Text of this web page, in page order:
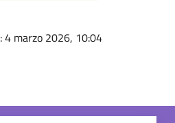
: 4 marzo 2026, 10:04